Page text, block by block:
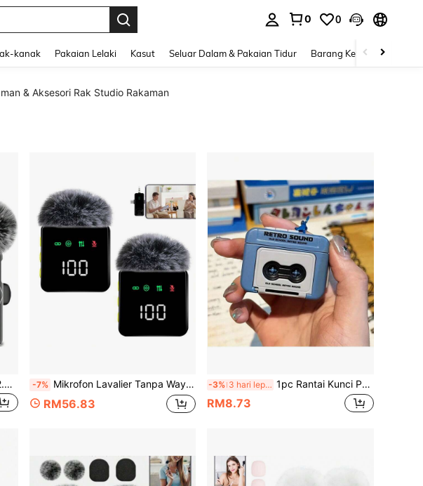
0 0
kanak Pakaian Lelaki Kasut Seluar Dalam & Pakaian Tidur Barang Kemas & Aksesori
& Aksesori Rak Studio Rakaman
Mikrofon Lavalier Tanpa Wayar 2.4G, Antara Muka Jenis-C, Pasang dan Main, Kependaman Ultra Rendah, Cip Pembatalan Hingar Terbina Dalam, Sesuai Untuk Rakaman Video, Bual, Podcast, Vlog, Bateri Boleh Dicas Semula 50mAh -7% Mikrofon Lavalier Tanpa Wayar Serasi dengan iPhone dan Telefon Android, Mikrofon Mini dengan Pengurangan Hingar, Padanan Automatik dan Mute & Reverb untuk Vlogging dan Rakaman Video - Plug & Play, Kapasiti Bateri: (Penerima: 140mAh, Mikrofon: 160mAh)
RM56.83
-3% 3 hari lepas 1pc Rantai Kunci Perakam Mini Pita Kaset Retro - Mainan Muzik Merah/Biru Dua Sisi Gaya Vintaj dengan Fungsi Rakaman Terbina Dalam, Aksesori Rantai Kunci Padat, Sesuai Untuk Hadiah Nostalgia Dan Peminat Muzik, Peranti Audio Mudah Alih | Reka Bentuk Pita Kaset | Butang Berfungsi
RM8.73